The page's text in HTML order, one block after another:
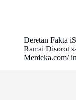
Deretan Fakta
Ramai Disorot
Merdeka.com/